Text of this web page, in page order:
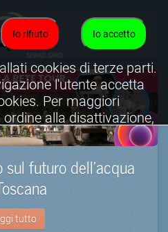
futuro dell’acqua
tutto
Io accetto
Io rifiuto
cookies di terze parti.
l'utente accetta
Per maggiori
alla disattivazione,
cookies
completa.